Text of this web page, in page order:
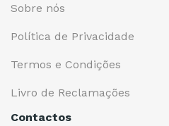
Sobre nós
Política de Privacidade
Termos e Condições
Livro de Reclamações
Contactos